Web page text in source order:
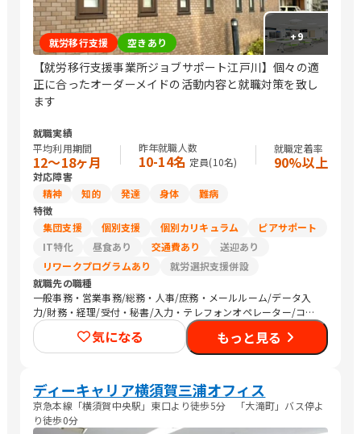
+9
就労移行支援 空きあり
【就労移行支援事業所ジョブサポート江戸川】個々の適
正に合ったオーダーメイドの活動内容と就職対策を致し
ます
就職実績
平均利用期間
12〜18ヶ月
昨年就職人数
10-14名 定員(10名)
就職定着率
90%以上
対応障害
精神
知的 発達 身体
難病
特徴
集団支援
個別支援 個別カリキュラム
ピアサポート
IT特化
昼食あり 交通費あり
送迎あり
リワークプログラムあり
就労選択支援併設
就職先の職種
一般事務・営業事務/総務・人事/庶務・メールルーム/データ入
力/財務・経理/受付・秘書/入力・テレフォンオペレーター/コー
ルセンター/その他事務/梱包作業/その他軽作業/その他専門職/清
掃/警備/農作業気になる もっと見る
ディーキャリア横須賀三浦オフィス
京急本線「横須賀中央駅」東口より徒歩5分 「大滝町」バス停よ
り徒歩0分